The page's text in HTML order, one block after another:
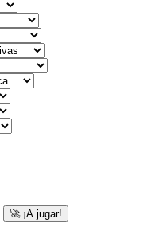
🚀 ¡A jugar!